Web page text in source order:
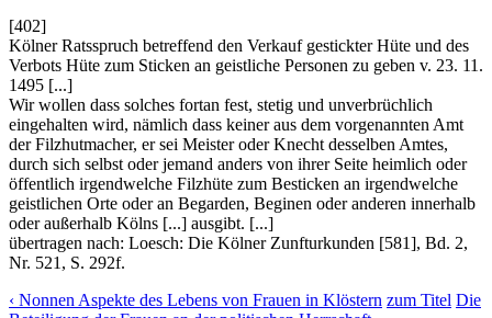
[402]
Kölner Ratsspruch betreffend den Verkauf gestickter Hüte und des
Verbots Hüte zum Sticken an geistliche Personen zu geben v. 23. 11.
1495 [...]
Wir wollen dass solches fortan fest, stetig und unverbrüchlich
eingehalten wird, nämlich dass keiner aus dem vorgenannten Amt
der Filzhutmacher, er sei Meister oder Knecht desselben Amtes,
durch sich selbst oder jemand anders von ihrer Seite heimlich oder
öffentlich irgendwelche Filzhüte zum Besticken an irgendwelche
geistlichen Orte oder an Begarden, Beginen oder anderen innerhalb
oder außerhalb Kölns [...] ausgibt. [...]
übertragen nach: Loesch: Die Kölner Zunfturkunden [581], Bd. 2,
Nr. 521, S. 292f.
‹ Nonnen Aspekte des Lebens von Frauen in Klöstern zum Titel Die